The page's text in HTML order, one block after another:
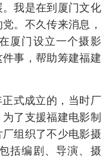
我是在到厦门文化
。不久传来消息，
厦门设立一个摄影
事，帮助筹建福建
式成立的，当时厂
了支援福建电影制
组织了不少电影摄
括编剧、导演、摄